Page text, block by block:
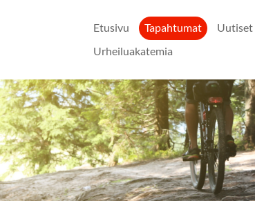
Etusivu Tapahtumat Uutiset
Urheiluakatemia